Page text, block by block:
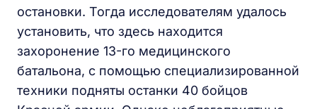
остановки. Тогда исследователям удалось
установить, что здесь находится
захоронение 13-го медицинского
батальона, с помощью специализированной
техники подняты останки 40 бойцов